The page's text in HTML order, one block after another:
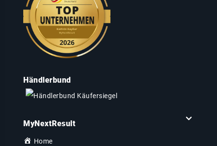
Händlerbund
MyNextResult
Home